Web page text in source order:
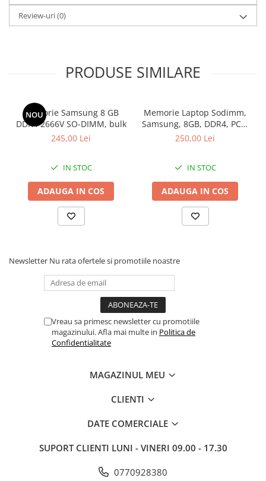
Review-uri(0)
PRODUSE SIMILARE
NOU
Memorie Samsung 8 GB
DDR4 2666V SO-DIMM, bulk
245,00 Lei
IN STOC
ADAUGA IN COS
Memorie Laptop Sodimm,
Samsung, 8GB, DDR4, PC4-
2400, bulk
250,00 Lei
IN STOC
ADAUGA IN COS
Newsletter Nu rata ofertele si promotiile noastre
Vreau sa primesc newsletter cu promotiile
magazinului. Afla mai multe in Politica de
Confidentialitate
MAGAZINUL MEU
CLIENTI
DATE COMERCIALE
SUPORT CLIENTI LUNI - VINERI 09.00 - 17.30
0770928380